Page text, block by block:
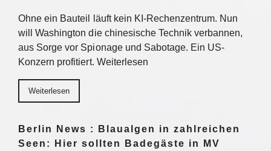
Ohne ein Bauteil läuft kein KI-Rechenzentrum. Nun
will Washington die chinesische Technik verbannen,
aus Sorge vor Spionage und Sabotage. Ein US-
Konzern profitiert. Weiterlesen
Weiterlesen
Berlin News : Blaualgen in zahlreichen
Seen: Hier sollten Badegäste in MV